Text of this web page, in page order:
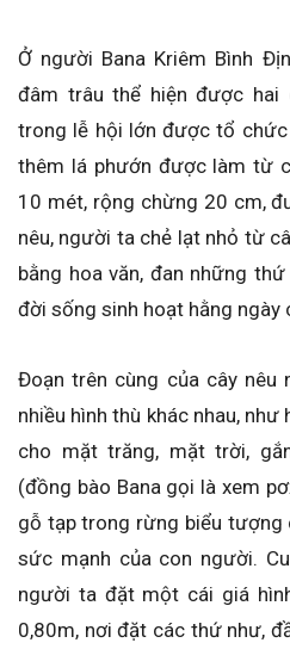
Ở người Bana Kriêm Bình
đâm trâu thể hiện được hai
trong lễ hội lớn được tổ chức
thêm lá phướn được làm từ
10 mét, rộng chừng 20 cm,
nêu, người ta chẻ lạt nhỏ từ
bằng hoa văn, đan những
đời sống sinh hoạt hằng ngày
Đoạn trên cùng của cây
nhiều hình thù khác nhau,
cho mặt trăng, mặt trời,
(đồng bào Bana gọi là xem
gỗ tạp trong rừng biểu
sức mạnh của con người.
người ta đặt một cái giá
0,80m, nơi đặt các thứ như,